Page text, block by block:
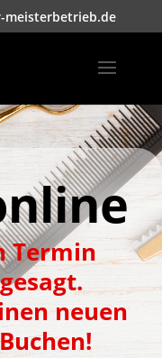
meisterbetrieb.de
Termin
neuen